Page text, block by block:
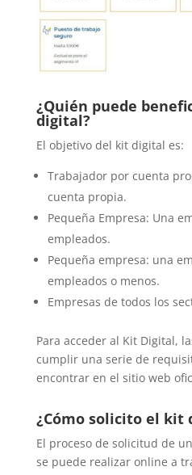
¿Quién puede
digital?
El objetivo del kit digital es:
Trabajador por cuenta
cuenta propia.
Pequeña Empresa: Una
empleados.
Pequeña empresa: una
empleados o menos.
Empresas de todos los
Para acceder al Kit Digital,
cumplir una serie de
encontrar en el sitio web
¿Cómo solicito el kit
El proceso de solicitud de
se puede realizar online a